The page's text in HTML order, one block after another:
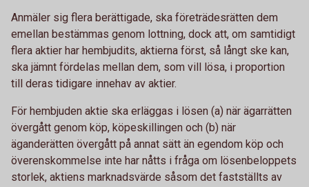
Anmäler sig flera berättigade, ska företrädesrätten dem
emellan bestämmas genom lottning, dock att, om samtidigt
flera aktier har hembjudits, aktierna först, så långt ske kan,
ska jämnt fördelas mellan dem, som vill lösa, i proportion
till deras tidigare innehav av aktier.
För hembjuden aktie ska erläggas i lösen (a) när ägarrätten
övergått genom köp, köpeskillingen och (b) när
äganderätten övergått på annat sätt än egendom köp och
överenskommelse inte har nåtts i fråga om lösenbeloppets
storlek, aktiens marknadsvärde såsom det fastställts av